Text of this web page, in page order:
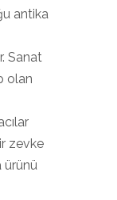
antika
Sanat
olan
zevke
ürünü